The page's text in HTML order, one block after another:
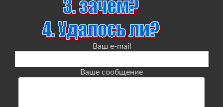
Ваш e-mail
Ваше сообщение